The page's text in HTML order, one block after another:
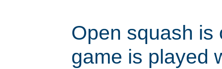
Open squash is
game is played